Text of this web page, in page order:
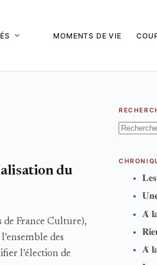
MOMENTS DE VIE
du
de France Culture),
des
l’élection de
𝐀̀
𝐀̀